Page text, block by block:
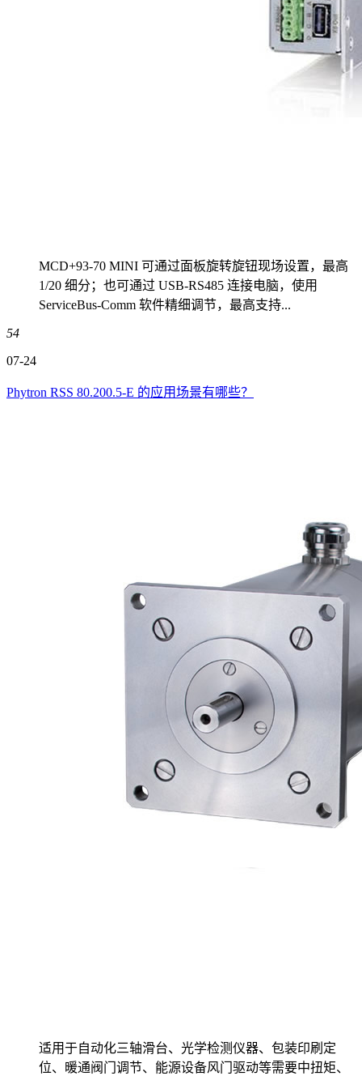
MCD+93-70 MINI 可通过面板旋转旋钮现场设置，最高
1/20 细分；也可通过 USB-RS485 连接电脑，使用
ServiceBus-Comm 软件精细调节，最高支持...
54
07-24
Phytron RSS 80.200.5-E 的应用场景有哪些？
适用于自动化三轴滑台、光学检测仪器、包装印刷定
位、暖通阀门调节、能源设备风门驱动等需要中扭矩、